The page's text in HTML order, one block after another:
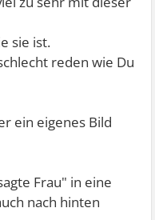
sie ist.
reden wie Du
ein eigenes Bild
Frau" in eine
nach hinten